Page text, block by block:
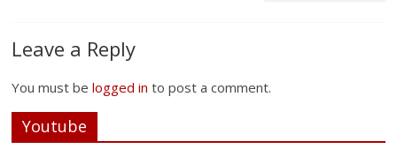
Leave a Reply
You must belogged in to post a comment.
Youtube